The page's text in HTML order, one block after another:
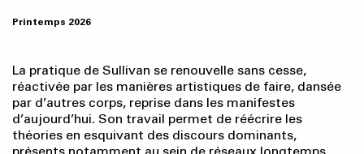
Printemps 2026
La pratique de Sullivan se renouvelle sans cesse,
réactivée par les manières artistiques de faire, dansée
par d’autres corps, reprise dans les manifestes
d’aujourd’hui. Son travail permet de réécrire les
théories en esquivant des discours dominants,